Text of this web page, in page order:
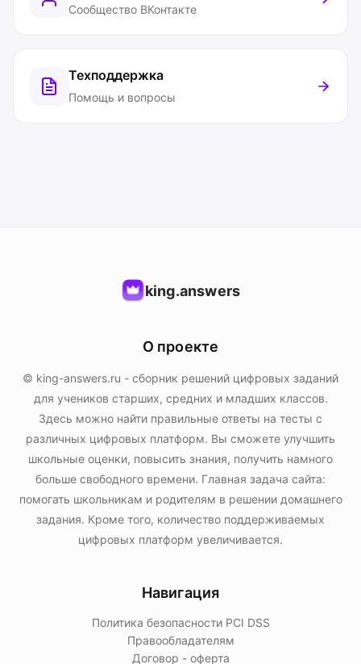
Сообщество ВКонтакте
Техподдержка
Помощь и вопросы
king.answers
О проекте
© king-answers.ru - сборник решений цифровых заданий
для учеников старших, средних и младших классов.
Здесь можно найти правильные ответы на тесты с
различных цифровых платформ. Вы сможете улучшить
школьные оценки, повысить знания, получить намного
больше свободного времени. Главная задача сайта:
помогать школьникам и родителям в решении домашнего
задания. Кроме того, количество поддерживаемых
цифровых платформ увеличивается.
Навигация
Политика безопасности PСI DSS
Правообладателям
Договор - оферта